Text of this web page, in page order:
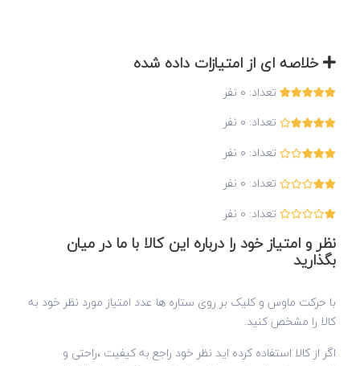
خلاصه ای از امتیازات داده شده
تعداد: 0 نفر
تعداد: 0 نفر
تعداد: 0 نفر
تعداد: 0 نفر
تعداد: 0 نفر
نظر و امتیاز خود را درباره این کالا با ما در میان
بگذارید
با حرکت ماوس و کلیک بر روی ستاره ها عدد امتیاز مورد نظر خود به
کالا را مشخص کنید.
اگر از کالا استفاده کرده اید نظر خود راجع به کیفیت ،راحتی و